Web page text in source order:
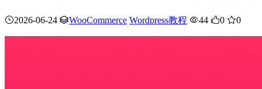
2026-06-24 WooCommerce Wordpress教程 44 0 0